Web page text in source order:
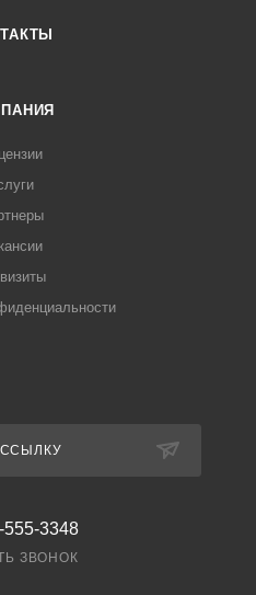
555-3348
ЗВОНОК